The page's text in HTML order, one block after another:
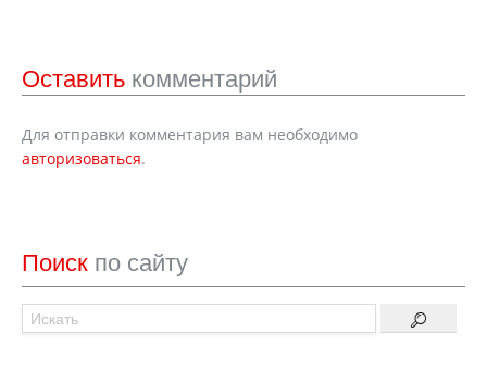
Оставить комментарий
Для отправки комментария вам необходимо
авторизоваться.
Поиск по сайту